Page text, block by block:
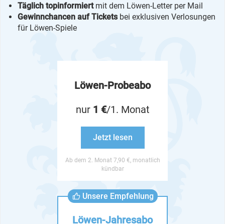
Täglich topinformiertmit dem Löwen-Letter per Mail
Gewinnchancen auf Ticketsbei exklusiven Verlosungen
für Löwen-Spiele
Löwen-Probeabo
nur 1 €/1. Monat
Jetzt lesen
Ab dem 2. Monat 7,90 €, monatlich
kündbar
Unsere Empfehlung
Löwen-Jahresabo